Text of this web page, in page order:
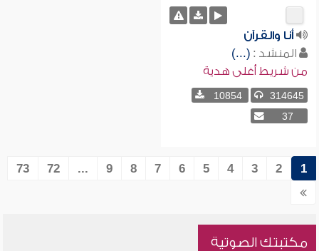
أنا والقرآن
المنشد : (...)
من شريط أغلى هدية
314645
10854
37
1
2
3
4
5
6
7
8
9
...
72
73
مكتبتك الصوتية